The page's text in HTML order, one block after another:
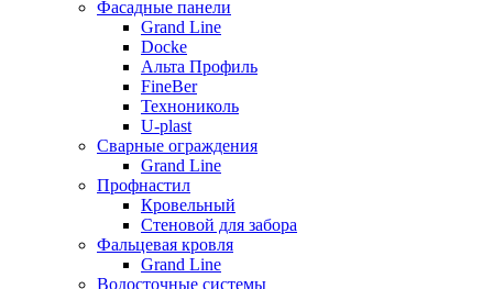
Фасадные панели
Grand Line
Docke
Альта Профиль
FineBer
Технониколь
U-plast
Сварные ограждения
Grand Line
Профнастил
Кровельный
Стеновой для забора
Фальцевая кровля
Grand Line
Водосточные системы